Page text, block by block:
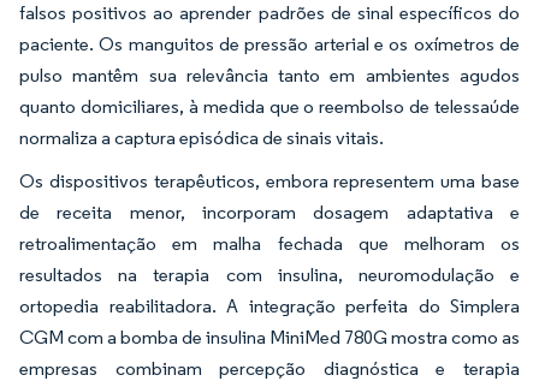
falsos positivos ao aprender padrões de sinal específicos do
paciente. Os manguitos de pressão arterial e os oxímetros de
pulso mantêm sua relevância tanto em ambientes agudos
quanto domiciliares, à medida que o reembolso de telessaúde
normaliza a captura episódica de sinais vitais.
Os dispositivos terapêuticos, embora representem uma base
de receita menor, incorporam dosagem adaptativa e
retroalimentação em malha fechada que melhoram os
resultados na terapia com insulina, neuromodulação e
ortopedia reabilitadora. A integração perfeita do Simplera
CGM com a bomba de insulina MiniMed 780G mostra como as
empresas combinam percepção diagnóstica e terapia